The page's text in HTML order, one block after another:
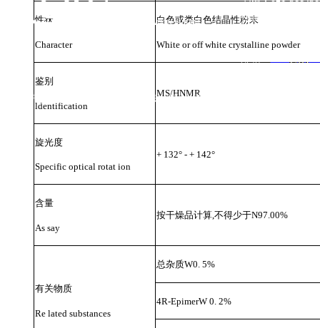
性状
Character
白色或类白色结晶性粉末
White or off white crystalline powder
鉴别
ldentification
MS/HNMR
旋光度
Specific optical rotat ion
+ 132° - + 142°
含量
As say
按干燥品计算,不得少于N97.00%
有关物质
Re lated substances
总杂质W0. 5%
4R-EpimerW 0. 2%
GREAT INNOVATION PHARMA
传真：
版权所有 © 伟信医药（上海）有限公司 未经许可 严禁复制字